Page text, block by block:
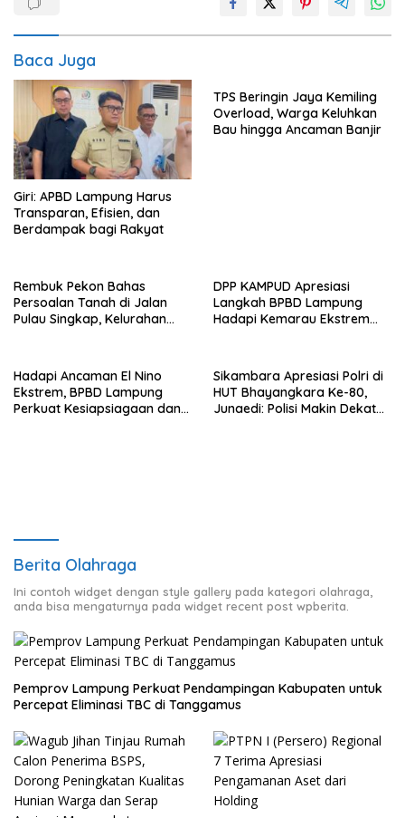
Baca Juga
Giri: APBD Lampung Harus
Transparan, Efisien, dan
Berdampak bagi Rakyat
TPS Beringin Jaya Kemiling
Overload, Warga Keluhkan
Bau hingga Ancaman Banjir
Rembuk Pekon Bahas
Persoalan Tanah di Jalan
Pulau Singkap, Kelurahan
DPP KAMPUD Apresiasi
Langkah BPBD Lampung
Hadapi Kemarau Ekstrem
Hadapi Ancaman El Nino
Ekstrem, BPBD Lampung
Perkuat Kesiapsiagaan dan
Sikambara Apresiasi Polri di
HUT Bhayangkara Ke-80,
Junaedi: Polisi Makin Dekat
Berita Olahraga
Ini contoh widget dengan style gallery pada kategori olahraga,
anda bisa mengaturnya pada widget recent post wpberita.
Pemprov Lampung Perkuat Pendampingan Kabupaten untuk
Percepat Eliminasi TBC di Tanggamus